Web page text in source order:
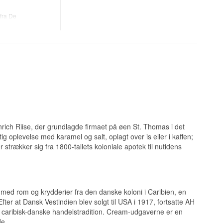
blød, varm
De
til stede.
Riise, der grundlagde firmaet på øen St. Thomas i det
oplevelse med karamel og salt, oplagt over is eller i kaffen;
sig fra 1800-tallets koloniale apotek til nutidens
rom og krydderier fra den danske koloni i Caribien, en
at Dansk Vestindien blev solgt til USA i 1917, fortsatte AH
danske handelstradition. Cream-udgaverne er en